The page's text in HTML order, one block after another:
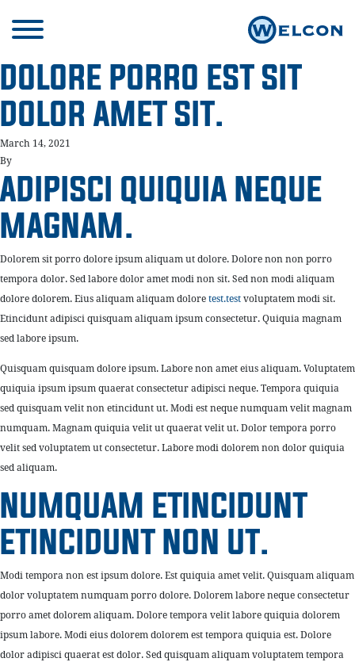
DOLORE PORRO EST SIT
DOLOR AMET SIT.
March 14, 2021
By
ADIPISCI QUIQUIA NEQUE
MAGNAM.
Dolorem sit porro dolore ipsum aliquam ut dolore. Dolore non non porro
tempora dolor. Sed labore dolor amet modi non sit. Sed non modi aliquam
dolore dolorem. Eius aliquam aliquam doloretest.testvoluptatem modi sit.
Etincidunt adipisci quisquam aliquam ipsum consectetur. Quiquia magnam
sed labore ipsum.
Quisquam quisquam dolore ipsum. Labore non amet eius aliquam. Voluptatem
quiquia ipsum ipsum quaerat consectetur adipisci neque. Tempora quiquia
sed quisquam velit non etincidunt ut. Modi est neque numquam velit magnam
numquam. Magnam quiquia velit ut quaerat velit ut. Dolor tempora porro
velit sed voluptatem ut consectetur. Labore modi dolorem non dolor quiquia
sed aliquam.
NUMQUAM ETINCIDUNT
ETINCIDUNT NON UT.
Modi tempora non est ipsum dolore. Est quiquia amet velit. Quisquam aliquam
dolor voluptatem numquam porro dolore. Dolorem labore neque consectetur
porro amet dolorem aliquam. Dolore tempora velit labore quiquia dolorem
ipsum labore. Modi eius dolorem dolorem est tempora quiquia est. Dolore
dolor adipisci quaerat est dolor. Sed quisquam aliquam voluptatem tempora